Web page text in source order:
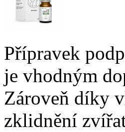
Přípravek
je vhodným
Zároveň díky
zklidnění